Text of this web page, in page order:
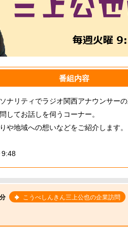
番組内容
ナリティでラジオ関西アナウンサー
してお話しを伺うコーナー。
や地域への想いなどをご紹介します。
9:48
こうべしんきん三上公也の企業訪問